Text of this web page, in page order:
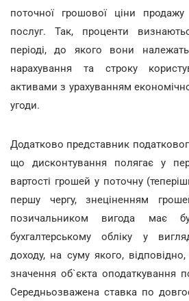
поточної грошової ціни
послуг. Так, проценти
періоді, до якого вони
нарахування та строку
активами з урахуванням
угоди.
Додатково представник
що дисконтування полягає у
вартості грошей у поточну
першу чергу, знеціненням
позичальником вигода має
бухгалтерському обліку у
доходу, на суму якого,
значення об`єкта оподаткування
Середньозважена ставка по